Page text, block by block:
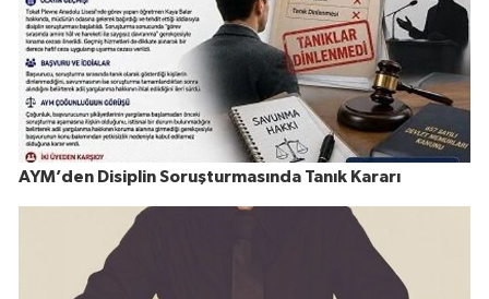
AYM’den Disiplin Soruşturmasında Tanık Kararı